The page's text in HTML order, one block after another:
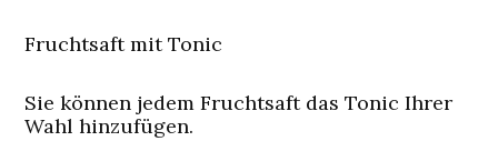
Fruchtsaft mit Tonic
Sie können jedem Fruchtsaft das Tonic Ihrer
Wahl hinzufügen.